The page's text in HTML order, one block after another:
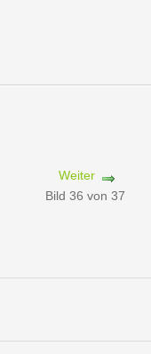
Weiter
Bild 36 von 37